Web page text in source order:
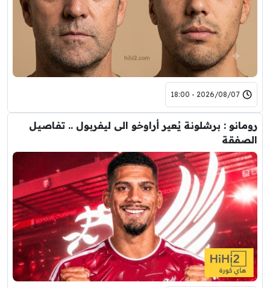
2026/08/07 - 18:00
رومانو : برشلونة يُعير أراوخو الى ليفربول .. تفاصيل
الصفقة